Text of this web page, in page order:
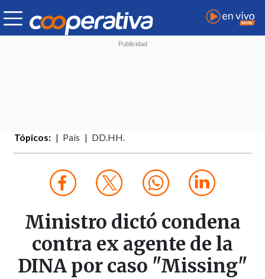
Tópicos: País DD.HH.
Ministro dictó condena
contra ex agente de la
DINA por caso "Missing"